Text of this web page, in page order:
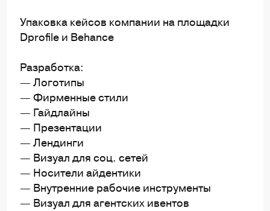
Упаковка кейсов компании на площадки
Dprofile и Behance
Разработка:
— Логотипы
— Фирменные стили
— Гайдлайны
— Презентации
— Лендинги
— Визуал для соц. сетей
— Носители айдентики
— Внутренние рабочие инструменты
— Визуал для агентских ивентов